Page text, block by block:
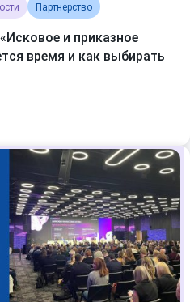
Партнерство
и приказное
время и как выбирать